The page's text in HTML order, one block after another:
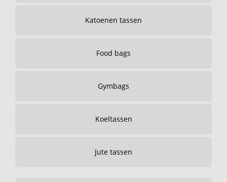
Katoenen tassen
Food bags
Gymbags
Koeltassen
Jute tassen